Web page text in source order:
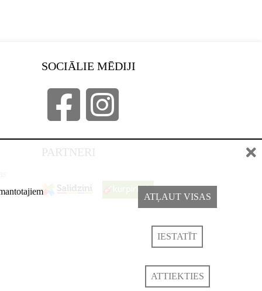
SOCIĀLIE MĒDIJI
PARTNERI
ATĻAUT VISAS
IESTATĪT
ATTIEKTIES